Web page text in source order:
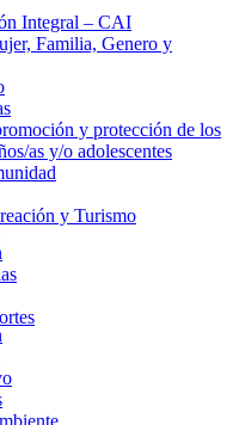
Integral – CAI
Familia, Genero y
y protección de los
as y/o adolescentes
y Turismo